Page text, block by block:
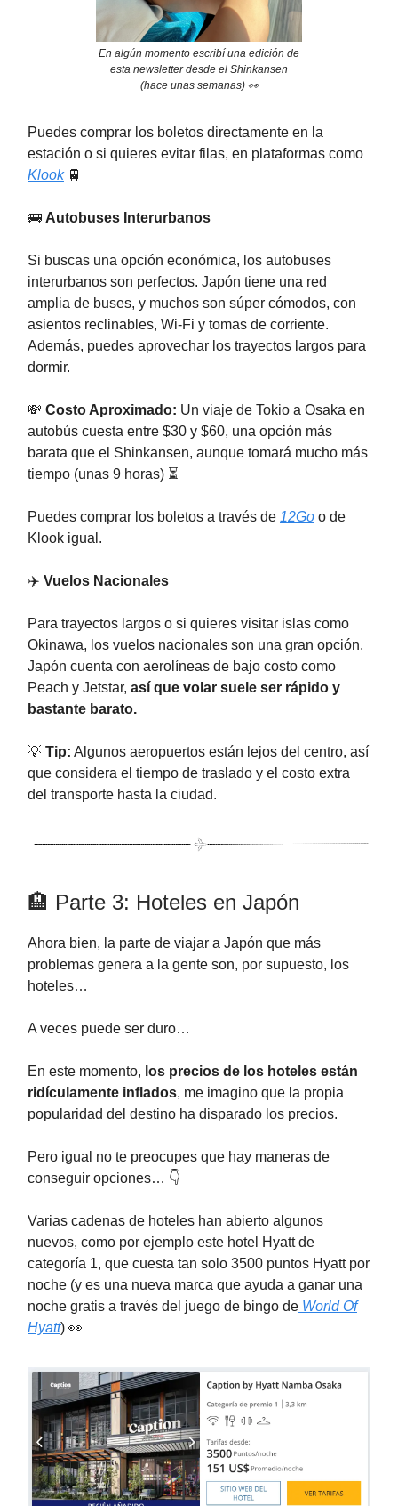
En algún momento escribí una edición de
esta newsletter desde el Shinkansen
(hace unas semanas) 👀
Puedes comprar los boletos directamente en la
estación o si quieres evitar filas, en plataformas como
Klook🚆
🚌 Autobuses Interurbanos
Si buscas una opción económica, los autobuses
interurbanos son perfectos. Japón tiene una red
amplia de buses, y muchos son súper cómodos, con
asientos reclinables, Wi-Fi y tomas de corriente.
Además, puedes aprovechar los trayectos largos para
dormir.
💸 Costo Aproximado: Un viaje de Tokio a Osaka en
autobús cuesta entre $30 y $60, una opción más
barata que el Shinkansen, aunque tomará mucho más
tiempo (unas 9 horas) ⏳
Puedes comprar los boletos a través de 12Go o de
Klook igual.
✈️ Vuelos Nacionales
Para trayectos largos o si quieres visitar islas como
Okinawa, los vuelos nacionales son una gran opción.
Japón cuenta con aerolíneas de bajo costo como
Peach y Jetstar, así que volar suele ser rápido y
bastante barato.
💡 Tip: Algunos aeropuertos están lejos del centro, así
que considera el tiempo de traslado y el costo extra
del transporte hasta la ciudad.
🏨 Parte 3: Hoteles en Japón
Ahora bien, la parte de viajar a Japón que más
problemas genera a la gente son, por supuesto, los
hoteles…
A veces puede ser duro…
En este momento, los precios de los hoteles están
ridículamente inflados, me imagino que la propia
popularidad del destino ha disparado los precios.
Pero igual no te preocupes que hay maneras de
conseguir opciones… 👇️
Varias cadenas de hoteles han abierto algunos
nuevos, como por ejemplo este hotel Hyatt de
categoría 1, que cuesta tan solo 3500 puntos Hyatt por
noche (y es una nueva marca que ayuda a ganar una
noche gratis a través del juego de bingo de World Of
Hyatt) 👀